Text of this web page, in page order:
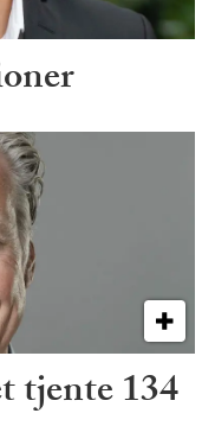
tjente 134